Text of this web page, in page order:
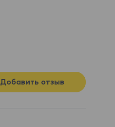
Festa 003
Добавить отзыв